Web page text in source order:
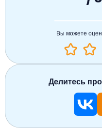
Вы можете
Делитесь